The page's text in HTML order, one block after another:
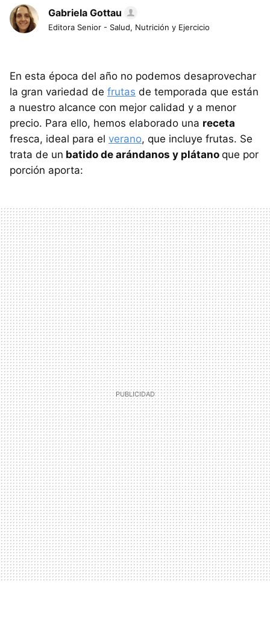
Gabriela Gottau
Editora Senior - Salud, Nutrición y Ejercicio
En esta época del año no podemos desaprovechar
la gran variedad de frutas de temporada que están
a nuestro alcance con mejor calidad y a menor
precio. Para ello, hemos elaborado una receta
fresca, ideal para el verano, que incluye frutas. Se
trata de un batido de arándanos y plátano que por
porción aporta: